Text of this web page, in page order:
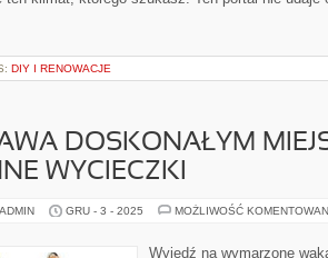
DIY I RENOWACJE
DOSKONAŁYM
WYCIECZKI
GRU - 3 - 2025 MOŻLIWOŚĆ
Wyjedź na wymarzone